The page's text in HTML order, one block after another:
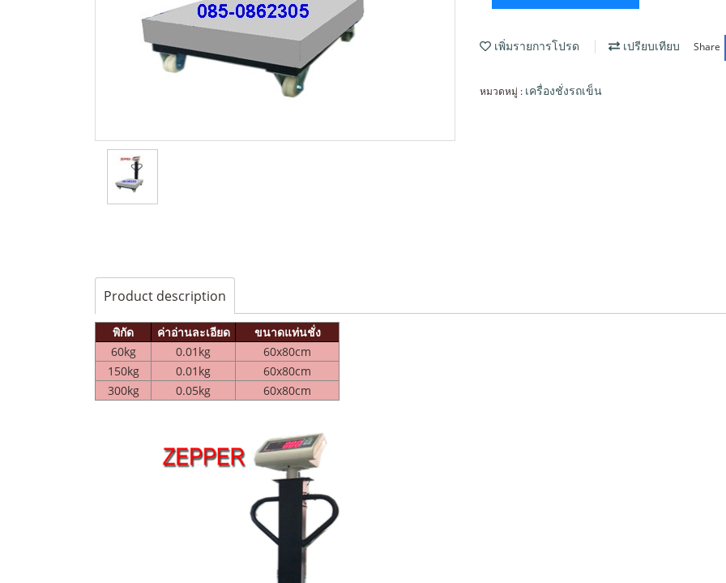
เพิ่มรายการโปรด เปรียบเทียบ Share
หมวดหมู่ : เครื่องชั่งรถเข็น
Product description
พิกัด ค่าอ่านละเอียด
ขนาดแท่นชั่ง
60kg
0.01kg
60x80cm
150kg
0.01kg
60x80cm
300kg
0.05kg 60x80cm